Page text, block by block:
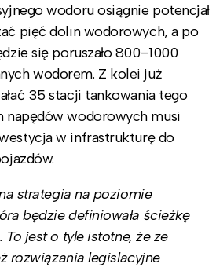
wodoru osiągnie potencjał
pięć dolin wodorowych, a po
się poruszało 800–1000
wodorem. Z kolei już
35 stacji tankowania tego
napędów wodorowych musi
w infrastrukturę do
strategia na poziomie
będzie definiowała ścieżkę
jest o tyle istotne, że ze
rozwiązania legislacyjne